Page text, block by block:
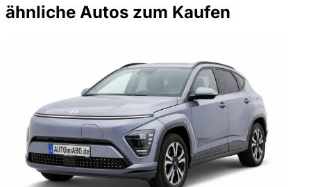
ähnliche Autos zum Kaufen